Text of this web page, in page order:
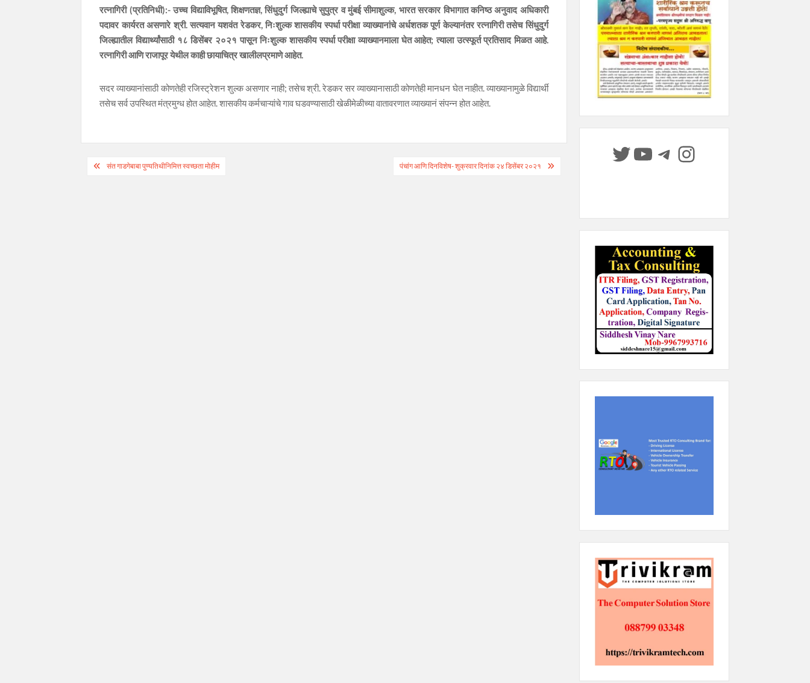
रत्नागिरी (प्रतिनिधी):- उच्च विद्याविभूषित, शिक्षणतज्ञ, सिंधुदुर्ग जिल्ह्याचे सुपुत्र व मुंबई सीमाशुल्क, भारत सरकार विभागात कनिष्ठ अनुवाद अधिकारी
पदावर कार्यरत असणारे श्री. सत्यवान यशवंत रेडकर, निःशुल्क शासकीय स्पर्धा परीक्षा व्याख्यानांचे अर्धशतक पूर्ण केल्यानंतर रत्नागिरी तसेच सिंधुदुर्ग
जिल्ह्यातील विद्यार्थ्यांसाठी १८ डिसेंबर २०२१ पासून निःशुल्क शासकीय स्पर्धा परीक्षा व्याख्यानमाला घेत आहेत; त्याला उत्स्फूर्त प्रतिसाद मिळत आहे.
रत्नागिरी आणि राजापूर येथील काही छायाचित्र खालीलप्रमाणे आहेत.
सदर व्याख्यानांसाठी कोणतेही रजिस्ट्रेशन शुल्क असणार नाही; तसेच श्री. रेडकर सर व्याख्यानासाठी कोणतेही मानधन घेत नाहीत. व्याख्यानामुळे विद्यार्थी
तसेच सर्व उपस्थित मंत्रमुग्ध होत आहेत. शासकीय कर्मचाऱ्यांचे गाव घडवण्यासाठी खेळीमेळीच्या वातावरणात व्याख्यानं संपन्न होत आहेत.
Postसंत गाडगेबाबा पुण्यतिथीनिमित्त स्वच्छता मोहीम पंचांग आणि दिनविशेष- शुक्रवार दिनांक २४ डिसेंबर २०२१ Twitter
YouTube
Telegram
Instagram